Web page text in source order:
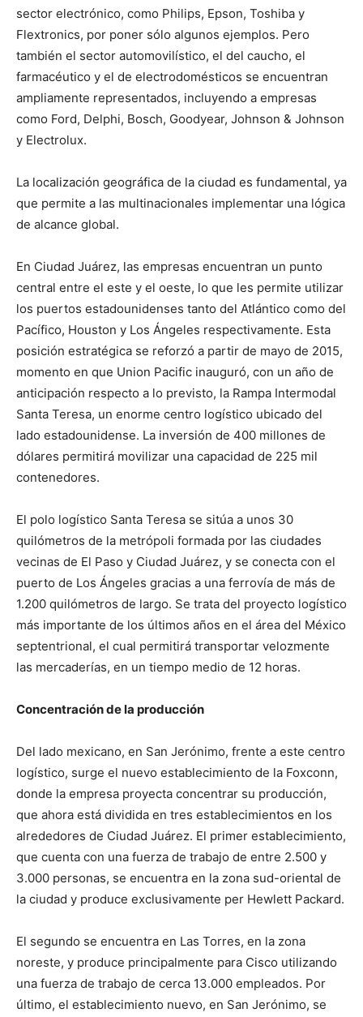
sector electrónico, como Philips, Epson, Toshiba y
Flextronics, por poner sólo algunos ejemplos. Pero
también el sector automovilístico, el del caucho, el
farmacéutico y el de electrodomésticos se encuentran
ampliamente representados, incluyendo a empresas
como Ford, Delphi, Bosch, Goodyear, Johnson & Johnson
y Electrolux.
La localización geográfica de la ciudad es fundamental, ya
que permite a las multinacionales implementar una lógica
de alcance global.
En Ciudad Juárez, las empresas encuentran un punto
central entre el este y el oeste, lo que les permite utilizar
los puertos estadounidenses tanto del Atlántico como del
Pacífico, Houston y Los Ángeles respectivamente. Esta
posición estratégica se reforzó a partir de mayo de 2015,
momento en que Union Pacific inauguró, con un año de
anticipación respecto a lo previsto, la Rampa Intermodal
Santa Teresa, un enorme centro logístico ubicado del
lado estadounidense. La inversión de 400 millones de
dólares permitirá movilizar una capacidad de 225 mil
contenedores.
El polo logístico Santa Teresa se sitúa a unos 30
quilómetros de la metrópoli formada por las ciudades
vecinas de El Paso y Ciudad Juárez, y se conecta con el
puerto de Los Ángeles gracias a una ferrovía de más de
1.200 quilómetros de largo. Se trata del proyecto logístico
más importante de los últimos años en el área del México
septentrional, el cual permitirá transportar velozmente
las mercaderías, en un tiempo medio de 12 horas.
Concentración de la producción
Del lado mexicano, en San Jerónimo, frente a este centro
logístico, surge el nuevo establecimiento de la Foxconn,
donde la empresa proyecta concentrar su producción,
que ahora está dividida en tres establecimientos en los
alrededores de Ciudad Juárez. El primer establecimiento,
que cuenta con una fuerza de trabajo de entre 2.500 y
3.000 personas, se encuentra en la zona sud-oriental de
la ciudad y produce exclusivamente per Hewlett Packard.
El segundo se encuentra en Las Torres, en la zona
noreste, y produce principalmente para Cisco utilizando
una fuerza de trabajo de cerca 13.000 empleados. Por
último, el establecimiento nuevo, en San Jerónimo, se